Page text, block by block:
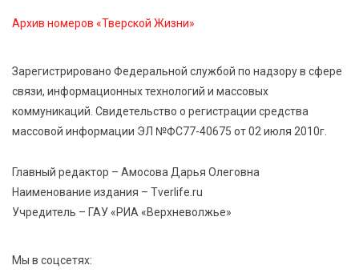
В Нило-Столобенской пустыни началась
реставрация фасада исторической
Крестовоздвиженской церкви
День арбуза отметили ребята в Андреапольском
Доме культуры
Архив номеров «Тверской Жизни»
Зарегистрировано Федеральной службой по надзору в сфере
связи, информационных технологий и массовых
коммуникаций. Свидетельство о регистрации средства
массовой информации ЭЛ №ФС77-40675 от 02 июля 2010г.
Главный редактор – Амосова Дарья Олеговна
Наименование издания – Tverlife.ru
Учредитель – ГАУ «РИА «Верхневолжье»
Мы в соцсетях: